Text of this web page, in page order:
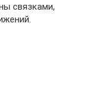
связками,